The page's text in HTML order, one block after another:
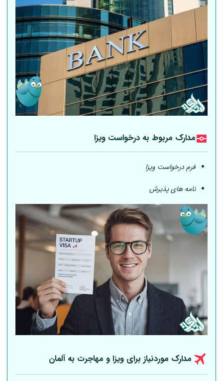
مدارک مربوط به درخواست ویزا
فرم درخواست ویزا
نامه های پذیرش
مدارک موردنیاز برای ویزا و مهاجرت بهآلمان